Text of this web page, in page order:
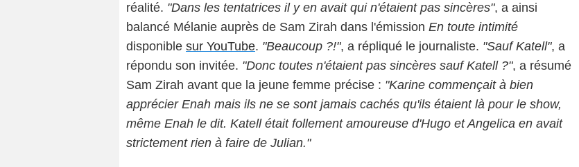
réalité. "Dans les tentatrices il y en avait qui n'étaient pas sincères", a ainsi
balancé Mélanie auprès de Sam Zirah dans l'émission En toute intimité
disponible sur YouTube. "Beaucoup ?!", a répliqué le journaliste. "Sauf Katell", a
répondu son invitée. "Donc toutes n'étaient pas sincères sauf Katell ?", a résumé
Sam Zirah avant que la jeune femme précise : "Karine commençait à bien
apprécier Enah mais ils ne se sont jamais cachés qu'ils étaient là pour le show,
même Enah le dit. Katell était follement amoureuse d'Hugo et Angelica en avait
strictement rien à faire de Julian."